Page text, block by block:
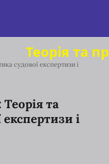
Теорія та
судової експертизи і
та
і